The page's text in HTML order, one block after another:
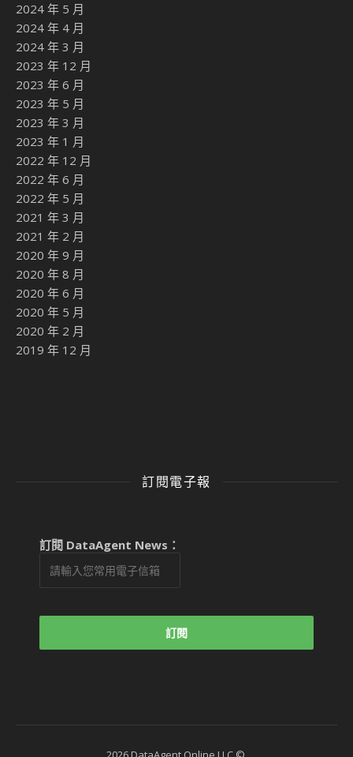
2024 年 5 月
2024 年 4 月
2024 年 3 月
2023 年 12 月
2023 年 6 月
2023 年 5 月
2023 年 3 月
2023 年 1 月
2022 年 12 月
2022 年 6 月
2022 年 5 月
2021 年 3 月
2021 年 2 月
2020 年 9 月
2020 年 8 月
2020 年 6 月
2020 年 5 月
2020 年 2 月
2019 年 12 月
訂閱電子報
訂閱 DataAgent News：